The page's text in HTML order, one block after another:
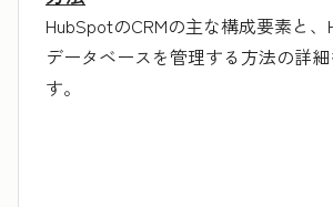
HubSpotのCRMの主な構成要素と、
データベースを管理する方法の詳
す。